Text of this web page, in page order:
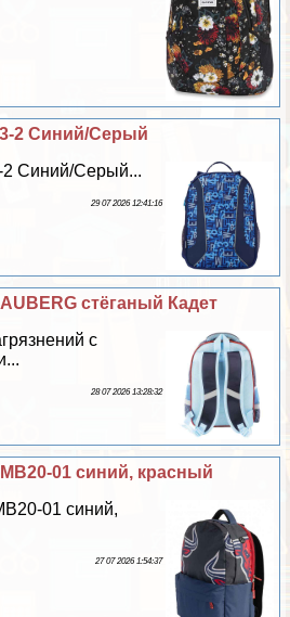
2 Синий/Серый
2 Синий/Серый...
29 07 2026 12:41:16
стёганый Кадет
с
28 07 2026 13:28:32
01 синий, красный
01 синий,
27 07 2026 1:54:37